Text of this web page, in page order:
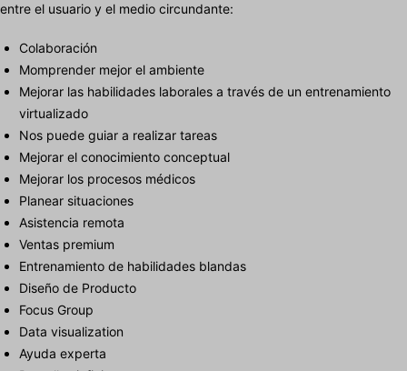
entre el usuario y el medio circundante:
Colaboración
Momprender mejor el ambiente
Mejorar las habilidades laborales a través de un entrenamiento
virtualizado
Nos puede guiar a realizar tareas
Mejorar el conocimiento conceptual
Mejorar los procesos médicos
Planear situaciones
Asistencia remota
Ventas premium
Entrenamiento de habilidades blandas
Diseño de Producto
Focus Group
Data visualization
Ayuda experta